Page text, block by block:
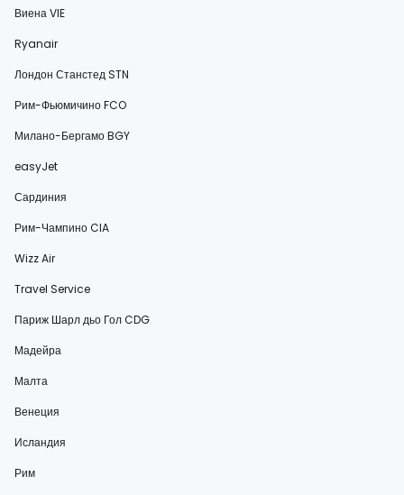
Виена VIE
Ryanair
Лондон Станстед STN
Рим-Фьюмичино FCO
Милано-Бергамо BGY
easyJet
Сардиния
Рим-Чампино CIA
Wizz Air
Travel Service
Париж Шарл дьо Гол CDG
Мадейра
Малта
Венеция
Исландия
Рим